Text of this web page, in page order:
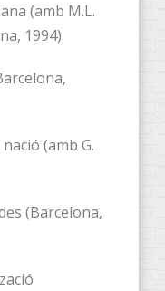
(amb M.L.
1994).
(amb G.
(Barcelona,